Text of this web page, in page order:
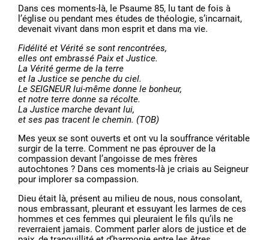
Dans ces moments-là, le Psaume 85, lu tant de fois à
l’église ou pendant mes études de théologie, s’incarnait,
devenait vivant dans mon esprit et dans ma vie.
Fidélité et Vérité se sont rencontrées,
elles ont embrassé Paix et Justice.
La Vérité germe de la terre
et la Justice se penche du ciel.
Le SEIGNEUR lui-même donne le bonheur,
et notre terre donne sa récolte.
La Justice marche devant lui,
et ses pas tracent le chemin. (TOB)
Mes yeux se sont ouverts et ont vu la souffrance véritable
surgir de la terre. Comment ne pas éprouver de la
compassion devant l’angoisse de mes frères
autochtones ? Dans ces moments-là je criais au Seigneur
pour implorer sa compassion.
Dieu était là, présent au milieu de nous, nous consolant,
nous embrassant, pleurant et essuyant les larmes de ces
hommes et ces femmes qui pleuraient le fils qu’ils ne
reverraient jamais. Comment parler alors de justice et de